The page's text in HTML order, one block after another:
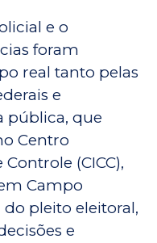
e o
foram
real tanto pelas
e
pública, que
Centro
(CICC),
Campo
pleito eleitoral,
e